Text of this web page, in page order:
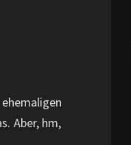
Aber, hm,